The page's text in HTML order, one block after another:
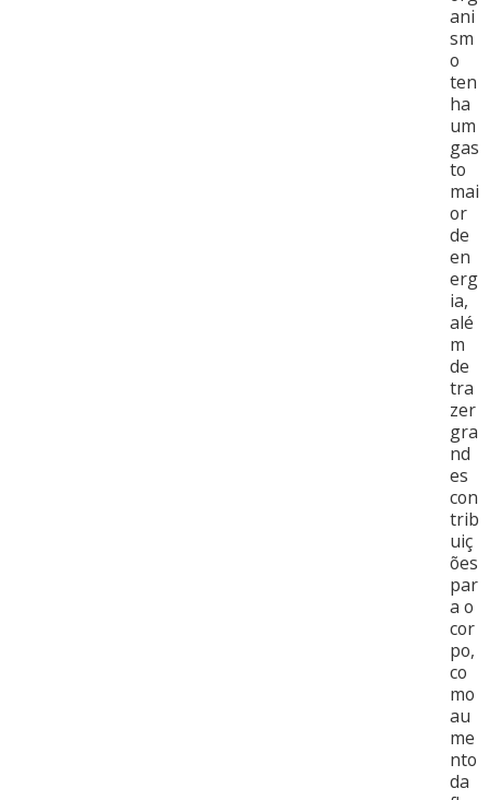
ani
sm
o
ten
ha
um
gas
to
mai
or
de
en
erg
ia,
alé
m
de
tra
zer
gra
nd
es
con
trib
uiç
ões
par
a o
cor
po,
co
mo
au
me
nto
da